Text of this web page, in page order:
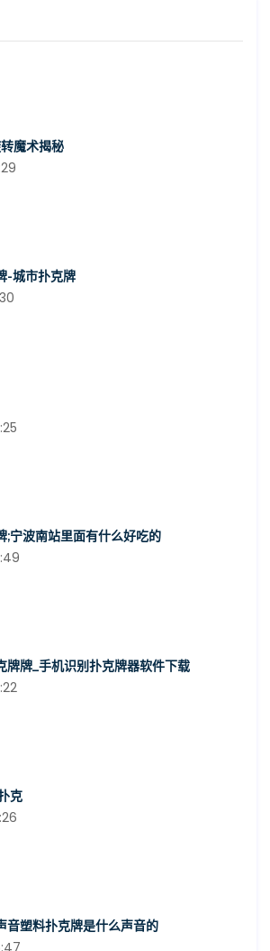
魔术揭秘
-城市扑克牌
;宁波南站里面有什么好吃的
牌牌_手机识别扑克牌器软件下载
克
音塑料扑克牌是什么声音的